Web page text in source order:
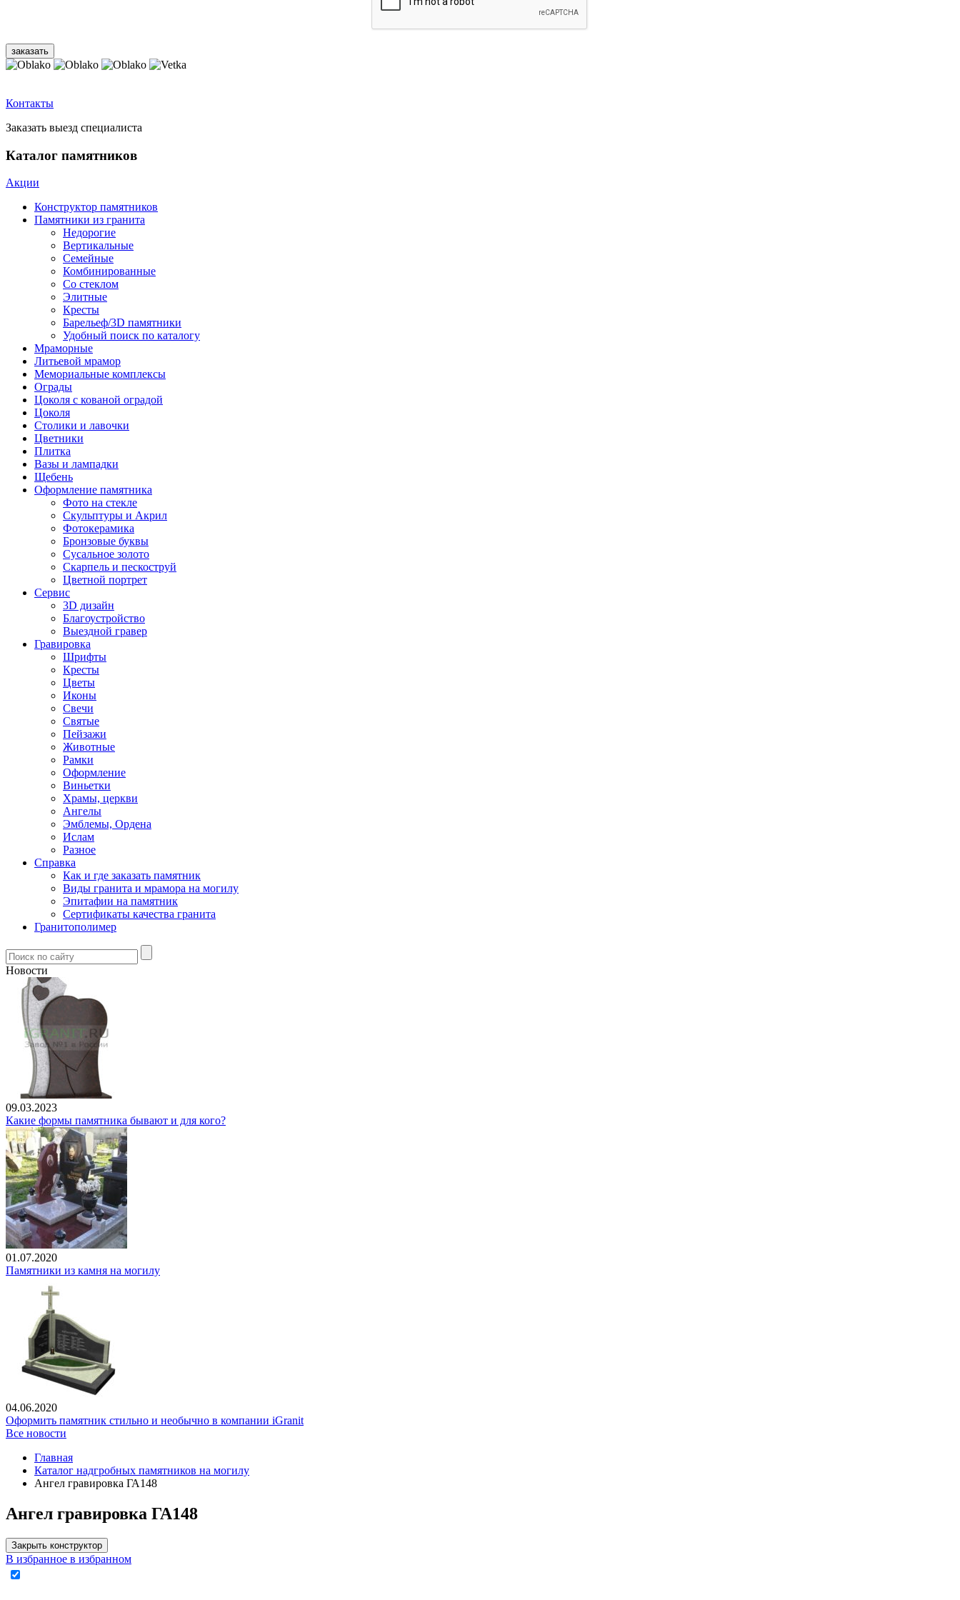
Контакты
Заказать выезд специалиста
Каталог памятников
Акции
Конструктор памятников
Памятники из гранита
Недорогие
Вертикальные
Семейные
Комбинированные
Со стеклом
Элитные
Кресты
Барельеф/3D памятники
Удобный поиск по каталогу
Мраморные
Литьевой мрамор
Мемориальные комплексы
Ограды
Цоколя с кованой оградой
Цоколя
Столики и лавочки
Цветники
Плитка
Вазы и лампадки
Щебень
Оформление памятника
Фото на стекле
Скульптуры и Акрил
Фотокерамика
Бронзовые буквы
Сусальное золото
Скарпель и пескоструй
Цветной портрет
Сервис
3D дизайн
Благоустройство
Выездной гравер
Гравировка
Шрифты
Кресты
Цветы
Иконы
Свечи
Святые
Пейзажи
Животные
Рамки
Оформление
Виньетки
Храмы, церкви
Ангелы
Эмблемы, Ордена
Ислам
Разное
Справка
Как и где заказать памятник
Виды гранита и мрамора на могилу
Эпитафии на памятник
Сертификаты качества гранита
Гранитополимер
Новости
09.03.2023
Какие формы памятника бывают и для кого?
01.07.2020
Памятники из камня на могилу
04.06.2020
Оформить памятник стильно и необычно в компании iGranit
Все новости
Главная
Каталог надгробных памятников на могилу
Ангел гравировка ГА148
Ангел гравировка ГА148
Закрыть конструктор
В избранное в избранном